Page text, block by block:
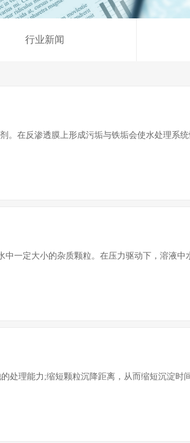
反渗透膜
水处理配件
行业新闻
。在反渗透膜上形成污垢与铁垢会使水处理系
一定大小的杂质颗粒。在压力驱动下，溶液
处理能力;缩短颗粒沉降距离，从而缩短沉淀